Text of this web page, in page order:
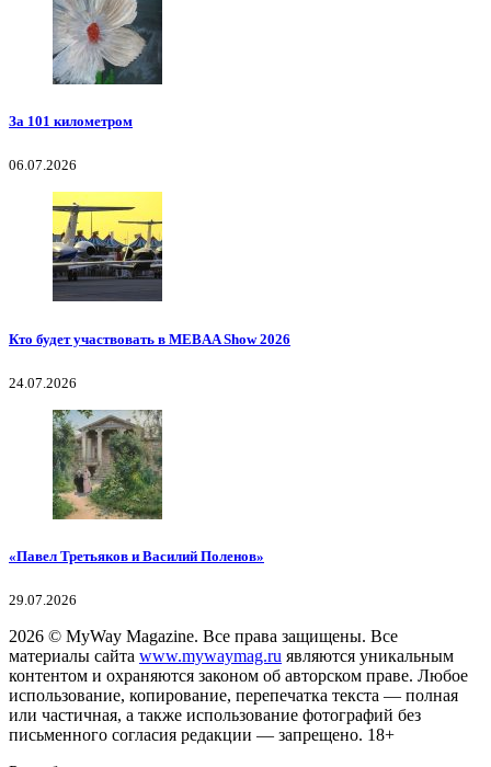
За 101 километром
06.07.2026
Кто будет участвовать в MEBAA Show 2026
24.07.2026
«Павел Третьяков и Василий Поленов»
29.07.2026
2026 © MyWay Magazine. Все права защищены. Все
материалы сайта www.mywaymag.ru являются уникальным
контентом и охраняются законом об авторском праве. Любое
использование, копирование, перепечатка текста — полная
или частичная, а также использование фотографий без
письменного согласия редакции — запрещено. 18+